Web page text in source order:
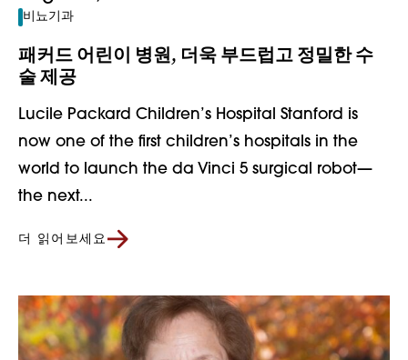
비뇨기과
패커드 어린이 병원, 더욱 부드럽고 정밀한 수
술 제공
Lucile Packard Children’s Hospital Stanford is
now one of the first children’s hospitals in the
world to launch the da Vinci 5 surgical robot—
the next...
더 읽어보세요